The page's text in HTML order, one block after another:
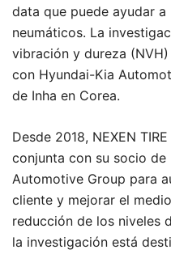
data que puede ayudar
neumáticos. La
vibración y dureza
con Hyundai-Kia
de Inha en Corea.
Desde 2018, NEXEN
conjunta con su socio
Automotive Group para
cliente y mejorar el
reducción de los niveles
la investigación está